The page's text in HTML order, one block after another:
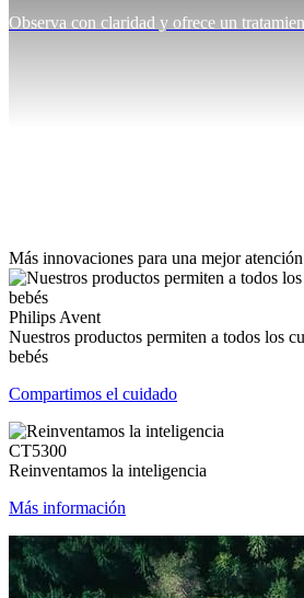
Observa con claridad y ofrece un
Más innovaciones para una mejor atención
Philips Avent
Nuestros productos permiten a todos los
bebés
Compartimos el cuidado
CT5300
Reinventamos la inteligencia
Más información